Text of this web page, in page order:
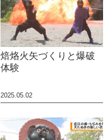
焙烙火矢づくりと爆破
体験
2025.05.02